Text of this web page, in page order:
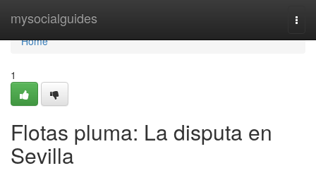
mysocialguides
Home
Home
1
Flotas pluma: La disputa en
Sevilla